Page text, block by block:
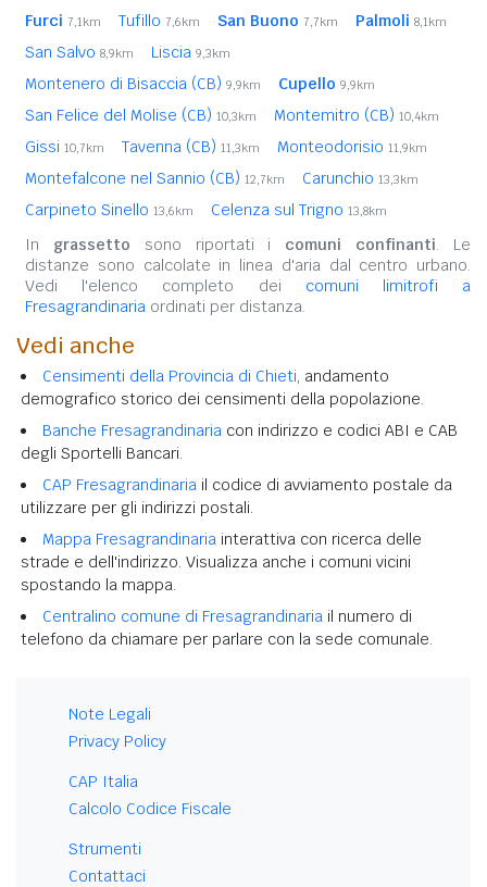
Furci 7,1km Tufillo 7,6km San Buono 7,7km Palmoli 8,1km
San Salvo 8,9km Liscia 9,3km
Montenero di Bisaccia (CB) 9,9km Cupello 9,9km
San Felice del Molise (CB) 10,3km Montemitro (CB) 10,4km
Gissi 10,7km Tavenna (CB) 11,3km Monteodorisio 11,9km
Montefalcone nel Sannio (CB) 12,7km Carunchio 13,3km
Carpineto Sinello 13,6km Celenza sul Trigno 13,8km
In grassetto sono riportati i comuni confinanti. Le
distanze sono calcolate in linea d'aria dal centro urbano.
Vedi l'elenco completo dei comuni limitrofi a
Fresagrandinaria ordinati per distanza.
Vedi anche
Censimenti della Provincia di Chieti, andamento
demografico storico dei censimenti della popolazione.
Banche Fresagrandinaria con indirizzo e codici ABI e CAB
degli Sportelli Bancari.
CAP Fresagrandinaria il codice di avviamento postale da
utilizzare per gli indirizzi postali.
Mappa Fresagrandinaria interattiva con ricerca delle
strade e dell'indirizzo. Visualizza anche i comuni vicini
spostando la mappa.
Centralino comune di Fresagrandinaria il numero di
telefono da chiamare per parlare con la sede comunale.
Note Legali
Privacy Policy
CAP Italia
Calcolo Codice Fiscale
Strumenti
Contattaci